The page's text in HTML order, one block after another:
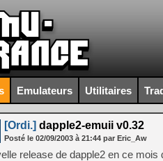
Emulateurs Utilitaires
[Ordi.] dapple2-emuii v0.32
Posté le 02/09/2003 à 21:44 par Eric_Aw
release de dapple2 en ce